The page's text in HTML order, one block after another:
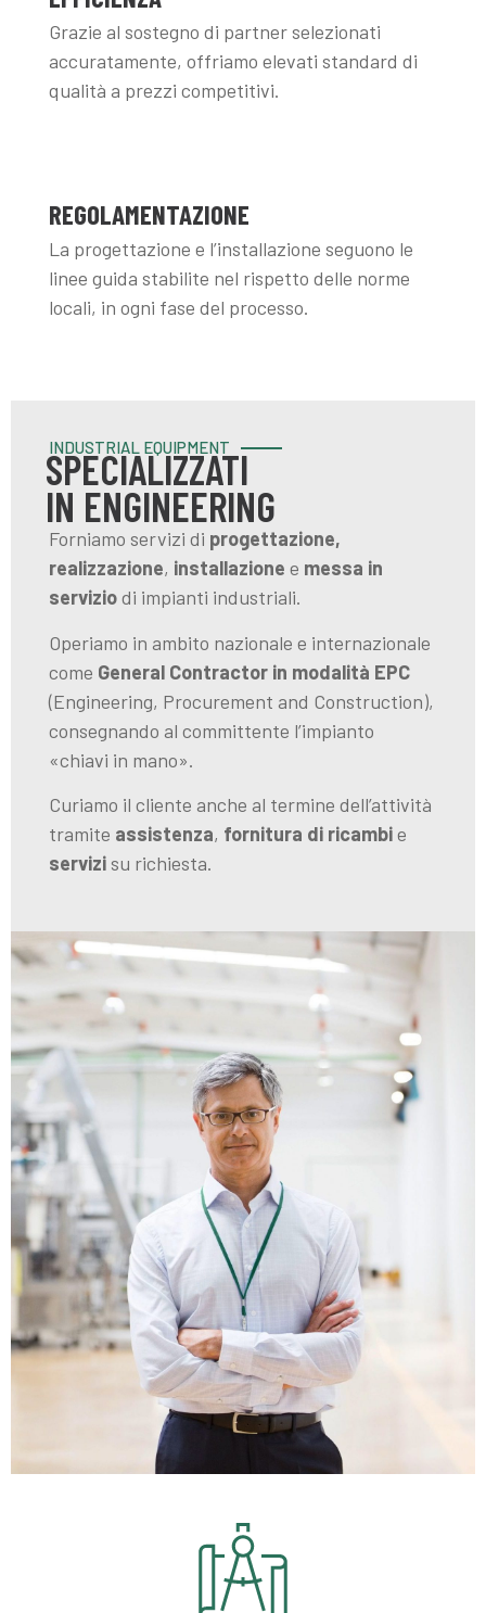
Grazie al sostegno di partner selezionati
accuratamente, offriamo elevati standard di
qualità a prezzi competitivi.
REGOLAMENTAZIONE
La progettazione e l’installazione seguono le
linee guida stabilite nel rispetto delle norme
locali, in ogni fase del processo.
INDUSTRIAL EQUIPMENT
SPECIALIZZATI
IN ENGINEERING
Forniamo servizi di progettazione,
realizzazione, installazione e messa in
serviziodi impianti industriali.
Operiamo in ambito nazionale e internazionale
come General Contractor in modalità EPC
(Engineering, Procurement and Construction),
consegnando al committente l’impianto
«chiavi in mano».
Curiamo il cliente anche al termine dell’attività
tramite assistenza, fornitura di ricambie
servizisu richiesta.